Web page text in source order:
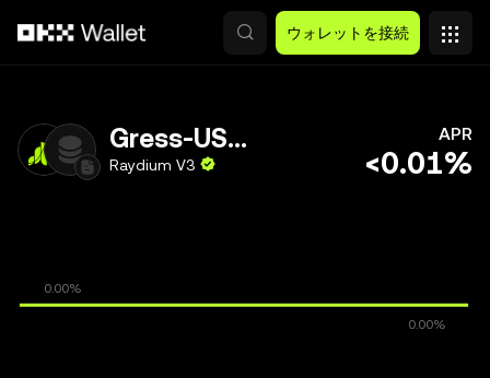
ウォレットを接続
Gress-USDC
Raydium V3
APR
<0.01%